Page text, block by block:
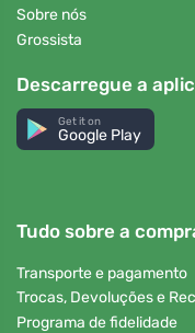
Sobre nós
Grossista
Descarregue a
Get it on
Google Play
Tudo sobre a
Transporte e pagamento
Trocas, Devoluções e
Programa de fidelidade